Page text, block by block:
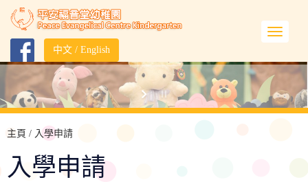
中文 / English
主頁 / 入學申請
入學申請